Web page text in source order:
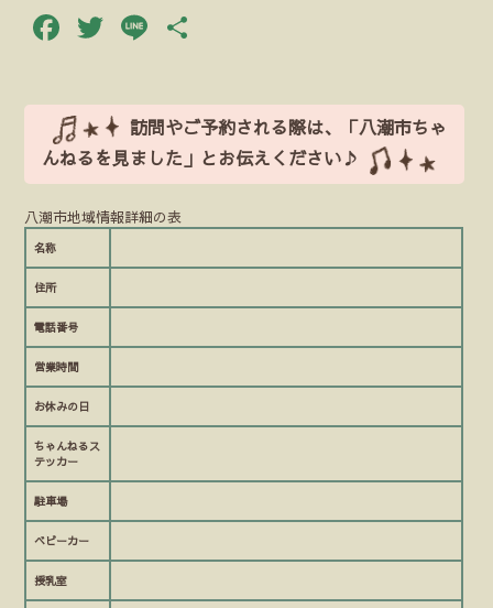
Facebook
Twitter
Line
訪問やご予約される際は、「八潮市ちゃ
んねるを見ました」とお伝えください♪
八潮市地域情報詳細の表
名称
住所
電話番号
営業時間
お休みの日
ちゃんねるス
テッカー
駐車場
ベビーカー
授乳室